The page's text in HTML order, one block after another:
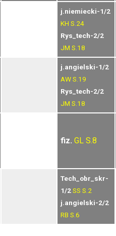
j.niemiecki-1/2
KH S.24
Rys_tech-2/2
JM S.18
j.angielski-1/2
AWS.19
Rys_tech-2/2
JM S.18
fiz. GL S.8
Tech_obr_skr-
1/2SS S.2
j.angielski-2/2
RB S.6